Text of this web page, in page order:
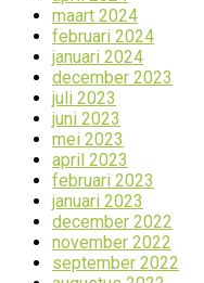
maart 2024
februari 2024
januari 2024
december 2023
juli 2023
juni 2023
mei 2023
april 2023
februari 2023
januari 2023
december 2022
november 2022
september 2022